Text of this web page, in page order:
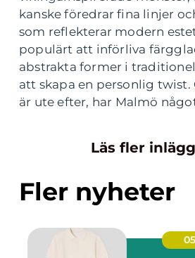
kanske föredrar fina linjer
som reflekterar modern
populärt att införliva
abstrakta former i
att skapa en personlig twist.
är ute efter, har Malmö
Läs fler
Fler nyheter